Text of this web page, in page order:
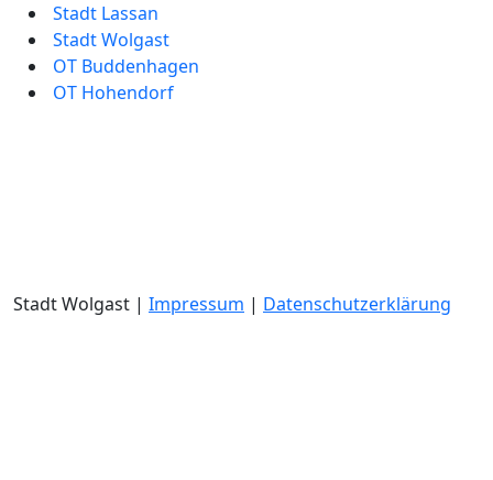
Stadt Lassan
Stadt Wolgast
OT Buddenhagen
OT Hohendorf
Stadt Wolgast | Impressum | Datenschutzerklärung